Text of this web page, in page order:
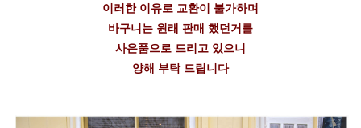
이러한 이유로 교환이 불가하며
바구니는 원래 판매 했던거를
사은품으로 드리고 있으니
양해 부탁 드립니다